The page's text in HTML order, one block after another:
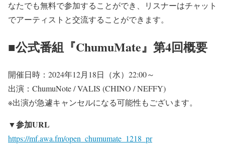
なたでも無料で参加することができ、リスナーはチャット
でアーティストと交流することができます。
■公式番組『ChumuMate』第4回概要
開催日時：2024年12月18日（水）22:00～
出演：ChumuNote / VALIS (CHINO / NEFFY)
※出演が急遽キャンセルになる可能性もございます。
▼参加URL
https://mf.awa.fm/open_chumumate_1218_pr